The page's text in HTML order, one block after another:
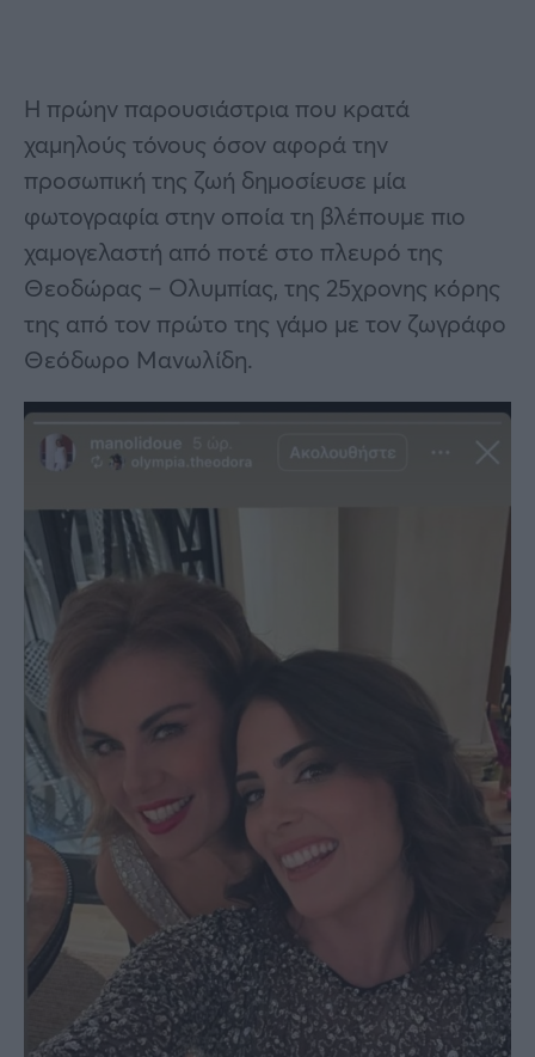
Η πρώην παρουσιάστρια που κρατά
χαμηλούς τόνους όσον αφορά την
προσωπική της ζωή δημοσίευσε μία
φωτογραφία στην οποία τη βλέπουμε πιο
χαμογελαστή από ποτέ στο πλευρό της
Θεοδώρας – Ολυμπίας, της 25χρονης κόρης
της από τον πρώτο της γάμο με τον ζωγράφο
Θεόδωρο Μανωλίδη.